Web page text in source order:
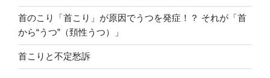
首のこり「首こり」が原因でうつを発症！？ それが「首
から“うつ”（頚性うつ）」
首こりと不定愁訴